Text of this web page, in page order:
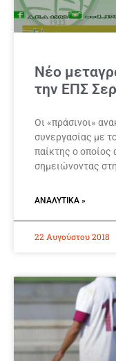
Νέο
την ΕΠΣ
Οι «πράσινοι»
συνεργασίας με
παίκτης ο
σημειώνοντας
ΑΝΑΛΥΤΙΚΆ »
22 Αυγούστου 2018